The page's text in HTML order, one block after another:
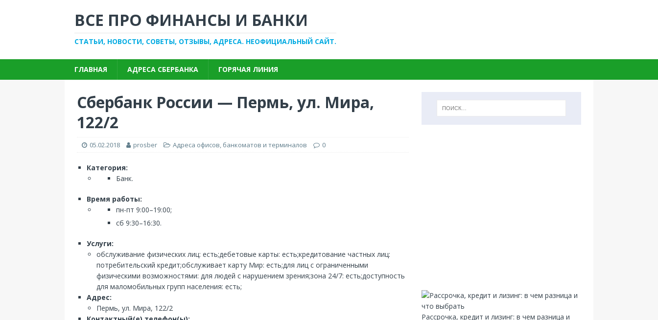
ВСЕ ПРО ФИНАНСЫ И БАНКИ
СТАТЬИ, НОВОСТИ, СОВЕТЫ, ОТЗЫВЫ, АДРЕСА. НЕОФИЦИАЛЬНЫЙ САЙТ.
ГЛАВНАЯ АДРЕСА СБЕРБАНКА ГОРЯЧАЯ ЛИНИЯ
Сбербанк России — Пермь, ул. Мира,
122/2
05.02.2018 prosber Адреса офисов, банкоматов и терминалов 0
Категория:
Банк.
Время работы:
пн-пт 9:00–19:00;
сб 9:30–16:30.
Услуги:
обслуживание физических лиц: есть;дебетовые карты: есть;кредитование частных лиц:
потребительский кредит;обслуживает карту Мир: есть;для лиц с ограниченными
физическими возможностями: для людей с нарушением зрения;зона 24/7: есть;доступность
для маломобильных групп населения: есть;
Адрес:
Пермь, ул. Мира, 122/2
Рассрочка, кредит и лизинг: в чем разница и